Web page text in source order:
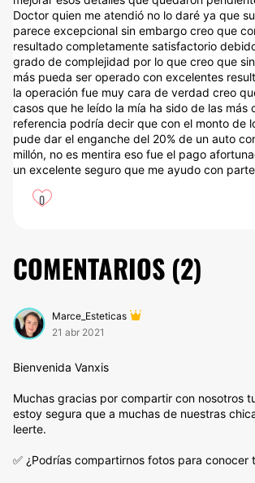
Doctor quien me atendió no lo daré ya que
parece excepcional sin embargo creo que
resultado completamente satisfactorio
grado de complejidad por lo que creo que
más pueda ser operado con excelentes
la operación fue muy cara de verdad creo
casos que he leído la mía ha sido de las más
referencia podría decir que con el monto de
pude dar el enganche del 20% de un auto
millón, no es mentira eso fue el pago
un excelente seguro que me ayudo con
0
COMENTARIOS (2)
Marce_Esteticas
21 abr 2021
Bienvenida Vanxis
Muchas gracias por compartir con nosotros
estoy segura que a muchas de nuestras
leerte.
✅ ¿Podrías compartirnos fotos para conocer